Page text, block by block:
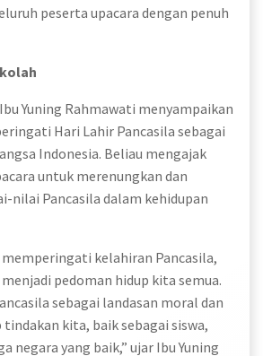
peserta upacara dengan penuh
Yuning Rahmawati menyampaikan
Hari Lahir Pancasila sebagai
Indonesia. Beliau mengajak
untuk merenungkan dan
nilai Pancasila dalam kehidupan
kelahiran Pancasila,
pedoman hidup kita semua.
sebagai landasan moral dan
kita, baik sebagai siswa,
negara yang baik,” ujar Ibu Yuning